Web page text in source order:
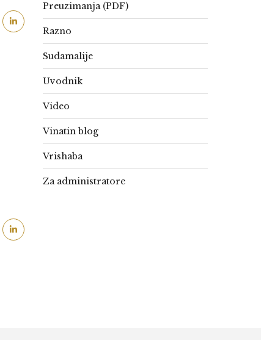
Preuzimanja (PDF)
Razno
Sudamalije
Uvodnik
Video
Vinatin blog
Vrishaba
Za administratore